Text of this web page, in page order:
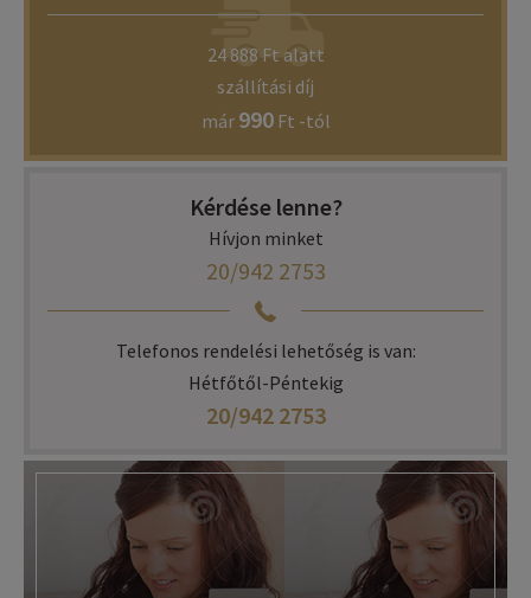
24 888 Ft alatt
szállítási díj
már 990Ft -tól
Kérdése lenne?
Hívjon minket
20/942 2753
Telefonos rendelési lehetőség is van:
Hétfőtől-Péntekig
20/942 2753